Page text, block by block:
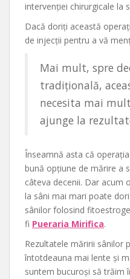
intervenției chirurgicale la
Dacă doriți această
de injecții pentru a vă
Mai mult, spre
tradițională,
necesita mai
ajunge la
Înseamnă asta că
bună opțiune de mărire a
câteva decenii. Dar acum
la sâni mai mari poate
sânilor folosind
fi Pueraria Mirifica.
Rezultatele măririi sânilor
întotdeauna mai lente și
suntem bucuroși să trăim